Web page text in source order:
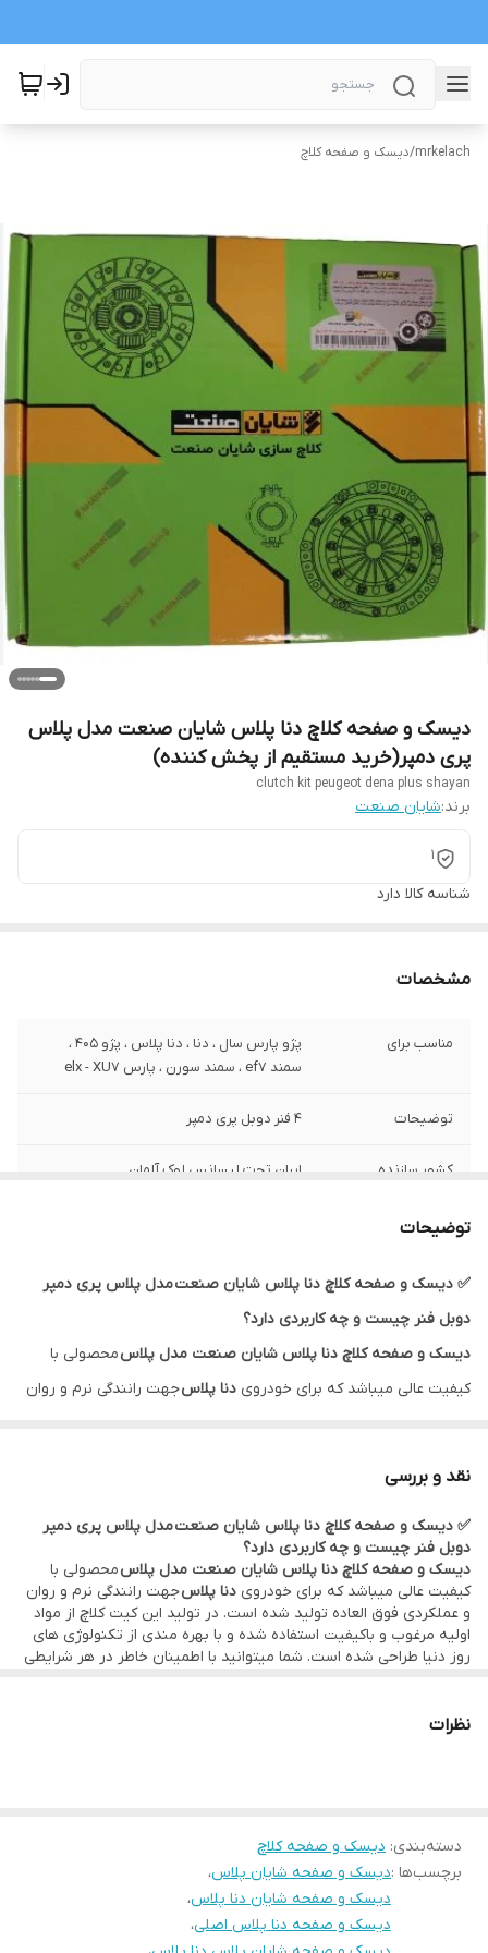
mrkelach
/دیسک و صفحه کلاچ
دیسک و صفحه کلاچ دنا پلاس شایان صنعت مدل پلاس
پری دمپر(خرید مستقیم از پخش کننده)
clutch kit peugeot dena plus shayan
برند:شایان صنعت
1
شناسه کالا دارد
مشخصات
مناسب برای
پژو پارس سال ، دنا ، دنا پلاس ، پژو 405 ،
سمند ef7 ، سمند سورن ، پارس elx - XU7
توضیحات 4 فنر دوبل پری دمپر
کشور سازنده ایران تحت لیسانس لوک آلمان
بلبرینگ
توضیحات
✅ دیسک و صفحه کلاچ دنا پلاس شایان صنعت مدل پلاس پری دمپر
دوبل فنر چیست و چه کاربردی دارد؟
دیسک و صفحه کلاچ دنا پلاس شایان صنعت مدل پلاسمحصولی با
کیفیت عالی میباشد که برای خودروی دنا پلاسجهت رانندگی نرم و روان
روز دنیا طراحی شده است. شما میتوانید با اطمینان خاطر در هر شرایطی
به آن اعتماد کنید. این مجموعه شامل دیسک ، صفحه و بلبرینگ است
که وظیفه انتقال قدرت و نیرو از موتور خودرو به چرخ ها را بر عهده
دارد. توجه داشته باشید که تعویض نکردن به هنگام این مجموعه
موجب سر و صدا ، لرزش های بیش از حد خودرو ، بالا آمدن غیر طبیعی
کلاچ و سفت شدن پدال کلاچ میشود.
نقد و بررسی
✅ دیسک و صفحه کلاچ دنا پلاس شایان صنعت مدل پلاس پری دمپر
دوبل فنر چیست و چه کاربردی دارد؟
دیسک و صفحه کلاچ دنا پلاس شایان صنعت مدل پلاسمحصولی با
کیفیت عالی میباشد که برای خودروی دنا پلاسجهت رانندگی نرم و روان
و عملکردی فوق العاده تولید شده است. در تولید این کیت کلاچ از مواد
اولیه مرغوب و باکیفیت استفاده شده و با بهره مندی از تکنولوژی های
روز دنیا طراحی شده است. شما میتوانید با اطمینان خاطر در هر شرایطی
دارد. توجه داشته باشید که تعویض نکردن به هنگام این مجموعه
نظرات
دسته‌بندی: دیسک و صفحه کلاچ
برچسب‌ها :دیسک و صفحه شایان پلاس،
دیسک و صفحه شایان دنا پلاس،
دیسک و صفحه دنا پلاس اصلی،